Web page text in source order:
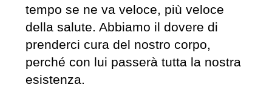
tempo se ne va veloce, più veloce
della salute. Abbiamo il dovere di
prenderci cura del nostro corpo,
perché con lui passerà tutta la nostra
esistenza.